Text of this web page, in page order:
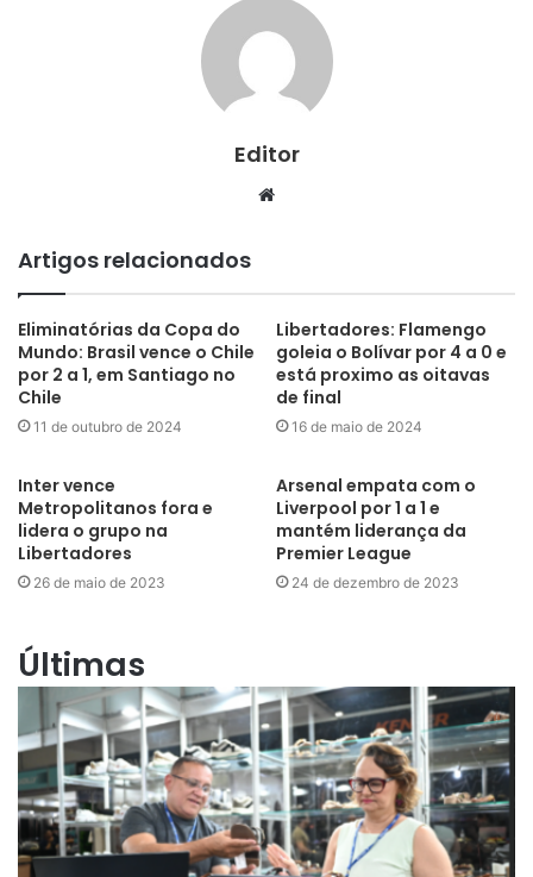
Editor
Website
Artigos relacionados
Eliminatórias da Copa do
Mundo: Brasil vence o Chile
por 2 a 1, em Santiago no
Chile
11 de outubro de 2024
Libertadores: Flamengo
goleia o Bolívar por 4 a 0 e
está proximo as oitavas
de final
16 de maio de 2024
Inter vence
Metropolitanos fora e
lidera o grupo na
Libertadores
26 de maio de 2023
Arsenal empata com o
Liverpool por 1 a 1 e
mantém liderança da
Premier League
24 de dezembro de 2023
Últimas